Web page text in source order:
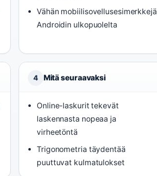
Vähän mobiilisovellusesimerkkejä
Androidin ulkopuolelta
4 Mitä seuraavaksi
Online-laskurit tekevät
laskennasta nopeaa ja
virheetöntä
Trigonometria täydentää
puuttuvat kulmatulokset